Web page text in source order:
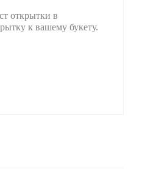
открытки в
к вашему букету.